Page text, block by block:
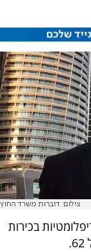
צילום: דוברות משרד החוץ
בכירות